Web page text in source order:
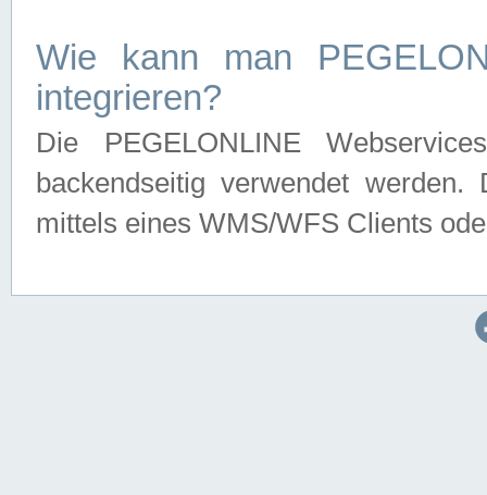
Wie kann man
integrieren?
Die PEGELONLINE
backendseitig verwendet
mittels eines WMS/WFS Clients